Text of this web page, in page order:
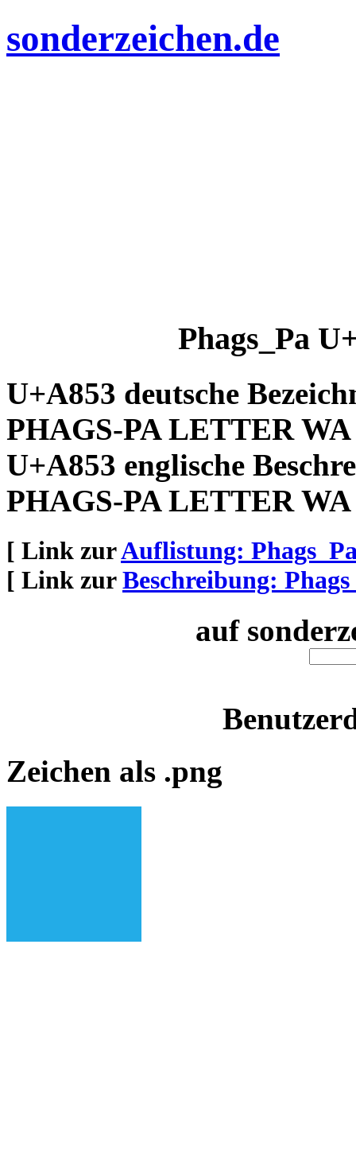
sonderzeichen.de
Phags_Pa
U+A853 deutsche
PHAGS-PA LETTER WA
U+A853 englische
PHAGS-PA LETTER WA
[ Link zurAuflistung:
[ Link zurBeschreibung:
auf
Zeichen als .png